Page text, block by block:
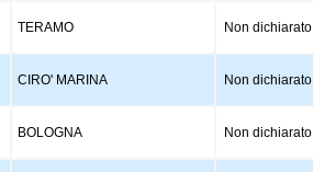
TERAMO Non dichiarato
CIRO' MARINA Non dichiarato
BOLOGNA Non dichiarato